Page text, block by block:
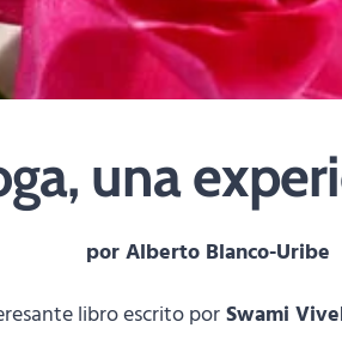
una
por Alberto Blanco-Uribe
libro escrito porSwami